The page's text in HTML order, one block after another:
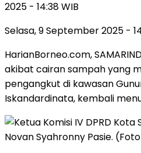
2025 - 14:38 WIB
Selasa, 9 September 2025 -
HarianBorneo.com,
akibat cairan sampah yang
pengangkut di kawasan
Iskandardinata, kembali